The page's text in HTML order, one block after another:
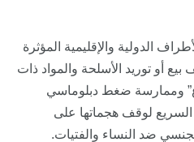
الدولية والإقليمية المؤثرة
بيع أو توريد الأسلحة والمواد ذات
وممارسة ضغط دبلوماسي
لوقف هجماتها على
ضد النساء والفتيات.